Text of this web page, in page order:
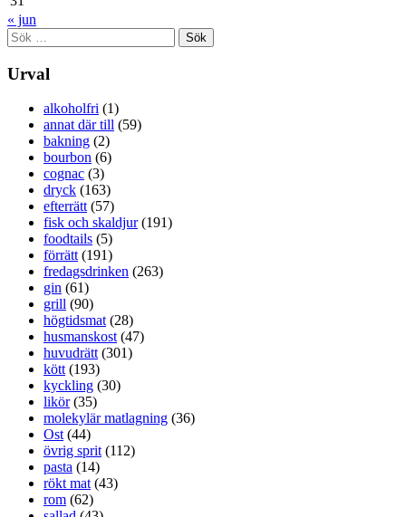
« jun
Sök
efter:
Urval
alkoholfri (1)
annat där till (59)
bakning (2)
bourbon (6)
cognac (3)
dryck (163)
efterrätt(57)
fisk och skaldjur(191)
foodtails (5)
förrätt(191)
fredagsdrinken (263)
gin (61)
grill (90)
högtidsmat(28)
husmanskost(47)
huvudrätt(301)
kött(193)
kyckling (30)
likör(35)
molekylär matlagning (36)
Ost(44)
övrig sprit(112)
pasta (14)
rökt mat(43)
rom (62)